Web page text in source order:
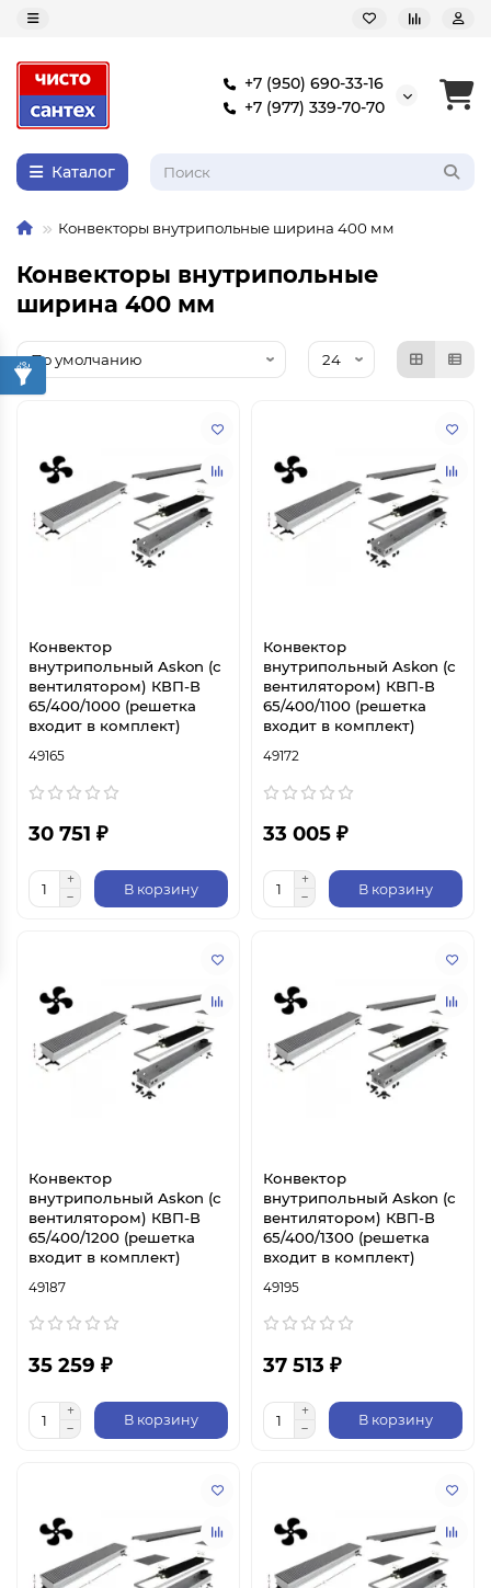
+7 (950) 690-33-16
+7 (977) 339-70-70
Каталог
Конвекторы внутрипольные ширина 400 мм
Конвекторы внутрипольные
ширина 400 мм
Конвектор
внутрипольный Askon (с
вентилятором) КВП-В
65/400/1000 (решетка
входит в комплект)
49165
30 751 ₽
В корзину
Конвектор
внутрипольный Askon (с
вентилятором) КВП-В
65/400/1100 (решетка
входит в комплект)
49172
33 005 ₽
В корзину
Конвектор
внутрипольный Askon (с
вентилятором) КВП-В
65/400/1200 (решетка
входит в комплект)
49187
35 259 ₽
В корзину
Конвектор
внутрипольный Askon (с
вентилятором) КВП-В
65/400/1300 (решетка
входит в комплект)
49195
37 513 ₽
В корзину